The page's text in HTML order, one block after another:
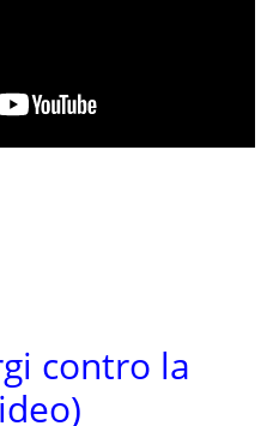
contro la